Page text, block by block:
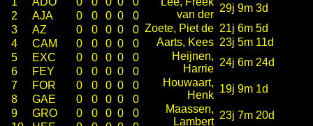
2
AJA 0 0 0 0
0
3
AZ 0 0 0 0
0
4
CAM 0 0 0 0
0
5
EXC 0 0 0 0
0
6
FEY 0 0 0 0
0
7
FOR 0 0 0 0
0
8
GAE 0 0 0 0
0
9
GRO 0 0 0 0
0
van der
29j 9m 3d
Zoete, Piet de 21j 6m 5d
Aarts, Kees 23j 5m 11d
Heijnen,
Harrie
24j 6m 24d
Houwaart,
Henk
19j 9m 1d
Maassen,
Lambert
23j 7m 20d